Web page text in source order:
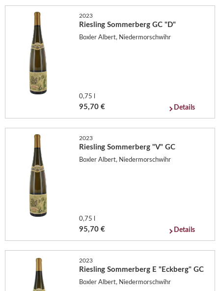
2023
Riesling Sommerberg GC "D"
Boxler Albert, Niedermorschwihr
0,75 l
95,70 € Details
2023
Riesling Sommerberg "V" GC
Boxler Albert, Niedermorschwihr
0,75 l
95,70 € Details
2023
Riesling Sommerberg E "Eckberg" GC
Boxler Albert, Niedermorschwihr